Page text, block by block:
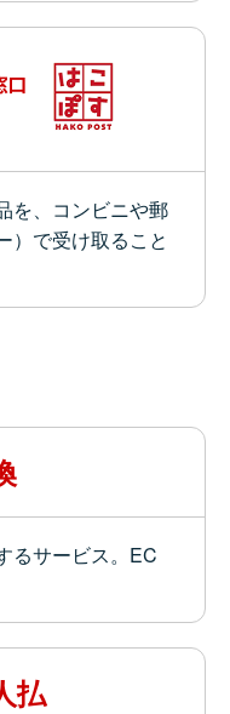
を、コンビニや郵
）で受け取ること
るサービス。EC
払